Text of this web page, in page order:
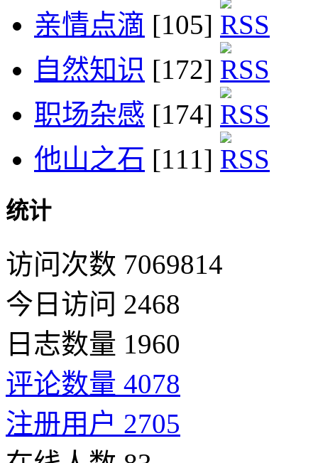
亲情点滴 [105]
自然知识 [172]
职场杂感 [174]
他山之石 [111]
统计
访问次数 7069814
今日访问 2468
日志数量 1960
评论数量 4078
注册用户 2705